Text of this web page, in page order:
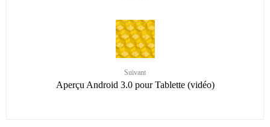
Suivant
Aperçu Android 3.0 pour Tablette (vidéo)